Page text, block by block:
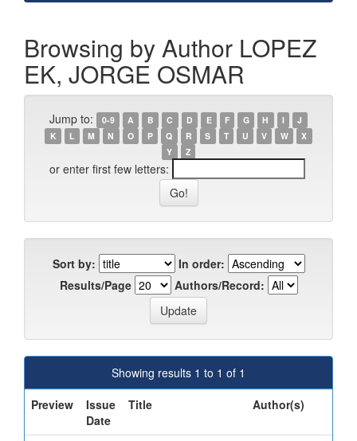
Browsing by Author LOPEZ
EK, JORGE OSMAR
Jump to: 0-9 A B C D E F G H I
J
K
L M N O P Q R S T U V W
X
Y
Z
or enter first few letters:
Sort by:
In order:
Results/Page
Authors/Record:
Showing results 1 to 1 of 1
Preview
Issue
Date
Title Author(s)